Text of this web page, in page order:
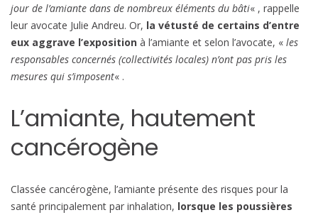
jour de l’amiante dans de nombreux éléments du bâti« , rappelle
leur avocate Julie Andreu. Or, la vétusté de certains d’entre
eux aggrave l’exposition à l’amiante et selon l’avocate, « les
responsables concernés (collectivités locales) n’ont pas pris les
mesures qui s’imposent« .
L’amiante, hautement
cancérogène
Classée cancérogène, l’amiante présente des risques pour la
santé principalement par inhalation, lorsque les poussières